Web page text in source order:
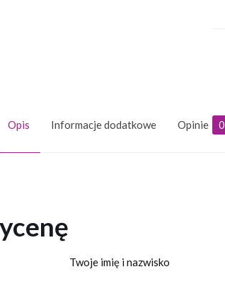
Opis Informacje dodatkowe Opinie 0
Twoje imię i nazwisko